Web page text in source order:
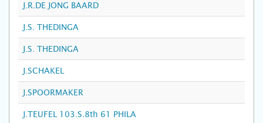
J.R.DE JONG BAARD
J.S. THEDINGA
J.S. THEDINGA
J.SCHAKEL
J.SPOORMAKER
J.TEUFEL 103.S.8th 61 PHILA